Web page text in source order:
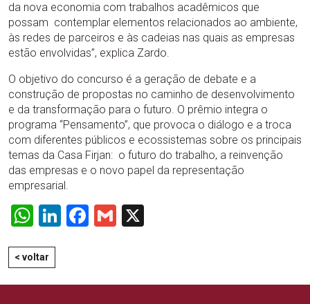
da nova economia com trabalhos acadêmicos que
possam contemplar elementos relacionados ao ambiente,
às redes de parceiros e às cadeias nas quais as empresas
estão envolvidas”, explica Zardo.
O objetivo do concurso é a geração de debate e a
construção de propostas no caminho de desenvolvimento
e da transformação para o futuro. O prêmio integra o
programa “Pensamento”, que provoca o diálogo e a troca
com diferentes públicos e ecossistemas sobre os principais
temas da Casa Firjan: o futuro do trabalho, a reinvenção
das empresas e o novo papel da representação
empresarial.
WhatsApp
LinkedIn
Facebook
Gmail
< voltar